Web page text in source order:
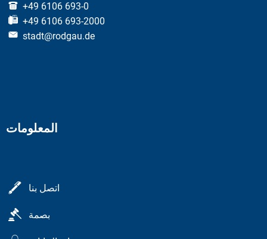
+49 6106 693-0
+49 6106 693-2000
stadt@rodgau.de
المعلومات
اتصل بنا
بصمة